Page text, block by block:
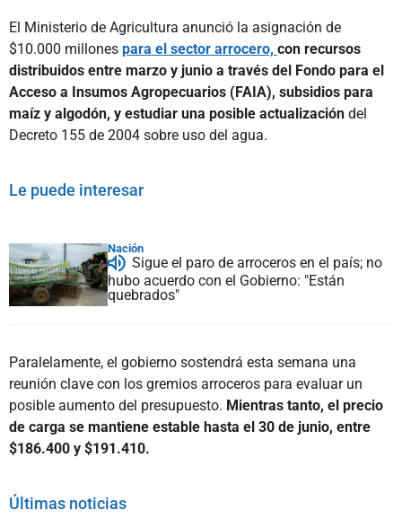
El Ministerio de Agricultura anunció la asignación de
$10.000 millones para el sector arrocero, con recursos
distribuidos entre marzo y junio a través del Fondo para el
Acceso a Insumos Agropecuarios (FAIA), subsidios para
maíz y algodón, y estudiar una posible actualización del
Decreto 155 de 2004 sobre uso del agua.
Le puede interesar
Nación
Sigue el paro de arroceros en el país; no
hubo acuerdo con el Gobierno: "Están
quebrados"
Paralelamente, el gobierno sostendrá esta semana una
reunión clave con los gremios arroceros para evaluar un
posible aumento del presupuesto. Mientras tanto, el precio
de carga se mantiene estable hasta el 30 de junio, entre
$186.400 y $191.410.
Últimas noticias